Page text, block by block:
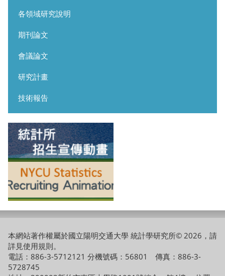
各領域研究說明
期刊論文
會議論文
研究計畫
技術報告
本網站著作權屬於國立陽明交通大學 統計學研究所© 2026，請
詳見使用規則。
電話：886-3-5712121 分機號碼：56801 傳真：886-3-
5728745